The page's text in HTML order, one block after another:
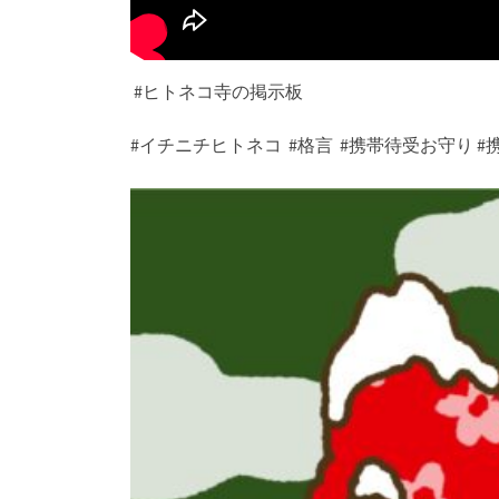
#ヒトネコ寺の掲示板
#イチニチヒトネコ #格言 #携帯待受お守り #